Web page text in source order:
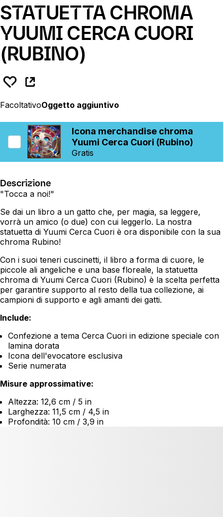
STATUETTA CHROMA
YUUMI CERCA CUORI
(RUBINO)
FacoltativoOggetto aggiuntivo
Icona merchandise chroma
Yuumi Cerca Cuori (Rubino)
Gratis
Descrizione
"Tocca a noi!"
Se dai un libro a un gatto che, per magia, sa leggere,
vorrà un amico (o due) con cui leggerlo. La nostra
statuetta di Yuumi Cerca Cuori è ora disponibile con la sua
chroma Rubino!
Con i suoi teneri cuscinetti, il libro a forma di cuore, le
piccole ali angeliche e una base floreale, la statuetta
chroma di Yuumi Cerca Cuori (Rubino) è la scelta perfetta
per garantire supporto al resto della tua collezione, ai
campioni di supporto e agli amanti dei gatti.
Include:
Confezione a tema Cerca Cuori in edizione speciale con
lamina dorata
Icona dell'evocatore esclusiva
Serie numerata
Misure approssimative:
Altezza: 12,6 cm / 5 in
Larghezza: 11,5 cm / 4,5 in
Profondità: 10 cm / 3,9 in